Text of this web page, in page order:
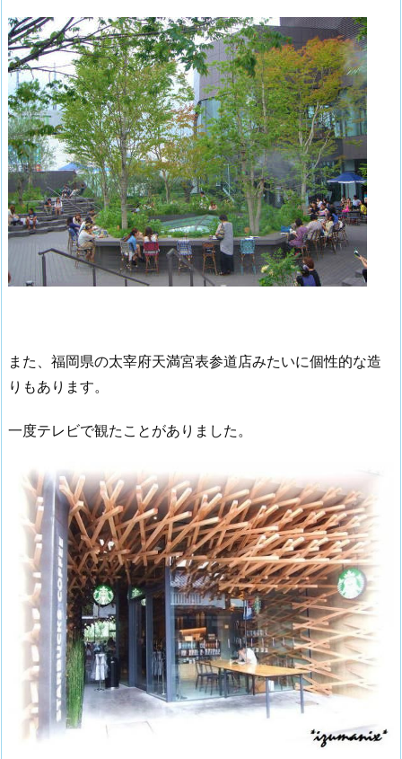
また、福岡県の太宰府天満宮表参道店みたいに個性的な造
りもあります。
一度テレビで観たことがありました。